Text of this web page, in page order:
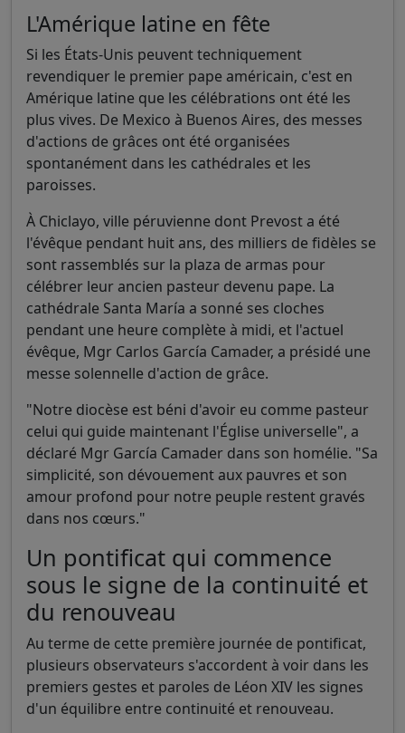
L'Amérique latine en fête
Si les États-Unis peuvent techniquement
revendiquer le premier pape américain, c'est en
Amérique latine que les célébrations ont été les
plus vives. De Mexico à Buenos Aires, des messes
d'actions de grâces ont été organisées
spontanément dans les cathédrales et les
paroisses.
À Chiclayo, ville péruvienne dont Prevost a été
l'évêque pendant huit ans, des milliers de fidèles se
sont rassemblés sur la plaza de armas pour
célébrer leur ancien pasteur devenu pape. La
cathédrale Santa María a sonné ses cloches
pendant une heure complète à midi, et l'actuel
évêque, Mgr Carlos García Camader, a présidé une
messe solennelle d'action de grâce.
"Notre diocèse est béni d'avoir eu comme pasteur
celui qui guide maintenant l'Église universelle", a
déclaré Mgr García Camader dans son homélie. "Sa
simplicité, son dévouement aux pauvres et son
amour profond pour notre peuple restent gravés
dans nos cœurs."
Un pontificat qui commence
sous le signe de la continuité et
du renouveau
Au terme de cette première journée de pontificat,
plusieurs observateurs s'accordent à voir dans les
premiers gestes et paroles de Léon XIV les signes
d'un équilibre entre continuité et renouveau.